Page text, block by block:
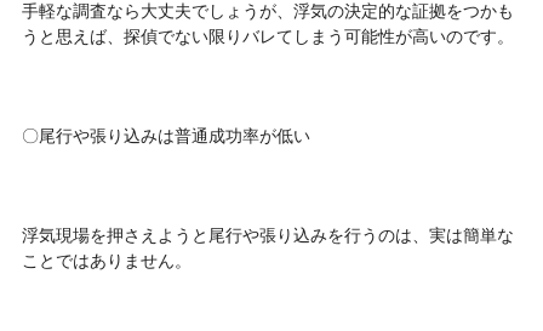
手軽な調査なら大丈夫でしょうが、浮気の決定的な証拠をつかも
うと思えば、探偵でない限りバレてしまう可能性が高いのです。
〇尾行や張り込みは普通成功率が低い
浮気現場を押さえようと尾行や張り込みを行うのは、実は簡単な
ことではありません。